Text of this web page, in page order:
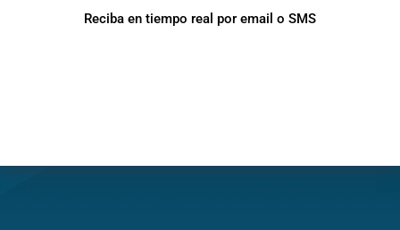
Reciba en tiempo real por email o SMS